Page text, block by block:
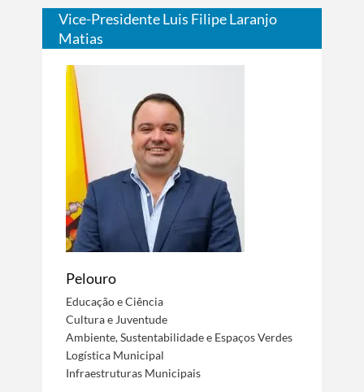
Vice-Presidente Luis Filipe Laranjo
Matias
Pelouro
Educação e Ciência
Cultura e Juventude
Ambiente, Sustentabilidade e Espaços Verdes
Logística Municipal
Infraestruturas Municipais